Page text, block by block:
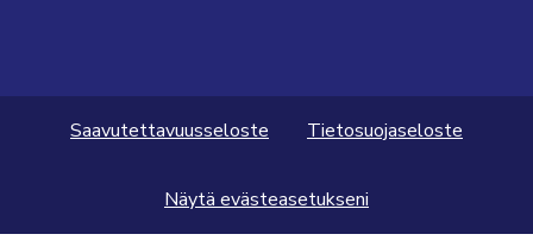
Saavutettavuusseloste Tietosuojaseloste
Näytä evästeasetukseni